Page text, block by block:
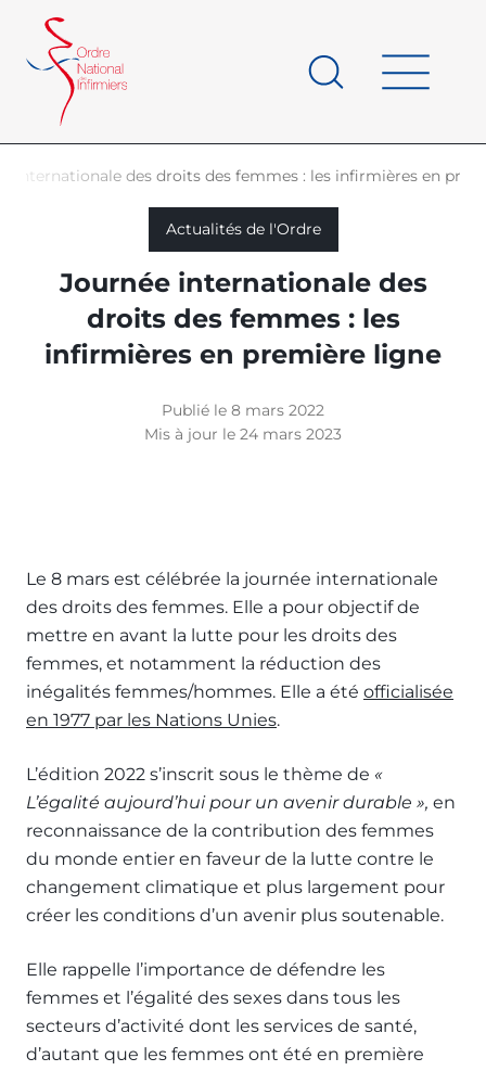
contenu
principal
d'Ariane
internationale des droits des femmes : les infirmières en
Actualités de l'Ordre
Journée internationale des
droits des femmes : les
infirmières en première ligne
Publié le 8 mars 2022
Mis à jour le 24 mars 2023
Le 8 mars est célébrée la journée internationale
des droits des femmes. Elle a pour objectif de
mettre en avant la lutte pour les droits des
femmes, et notamment la réduction des
inégalités femmes/hommes. Elle a été officialisée
en 1977 par les Nations Unies.
L’édition 2022 s’inscrit sous le thème de «
L’égalité aujourd’hui pour un avenir durable », en
reconnaissance de la contribution des femmes
du monde entier en faveur de la lutte contre le
changement climatique et plus largement pour
créer les conditions d’un avenir plus soutenable.
Elle rappelle l’importance de défendre les
femmes et l’égalité des sexes dans tous les
secteurs d’activité dont les services de santé,
d’autant que les femmes ont été en première
page
Panneau de gestion des cookies